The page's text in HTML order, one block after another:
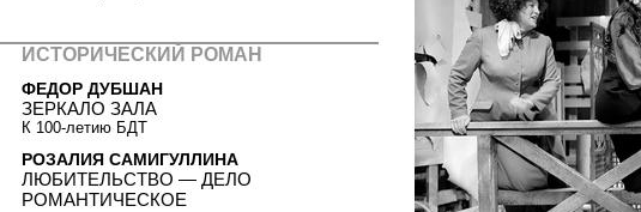
ИСТОРИЧЕСКИЙ РОМАН
ФЕДОР ДУБШАН
ЗЕРКАЛО ЗАЛА
К 100-летию БДТ
РОЗАЛИЯ САМИГУЛЛИНА
ЛЮБИТЕЛЬСТВО — ДЕЛО
РОМАНТИЧЕСКОЕ